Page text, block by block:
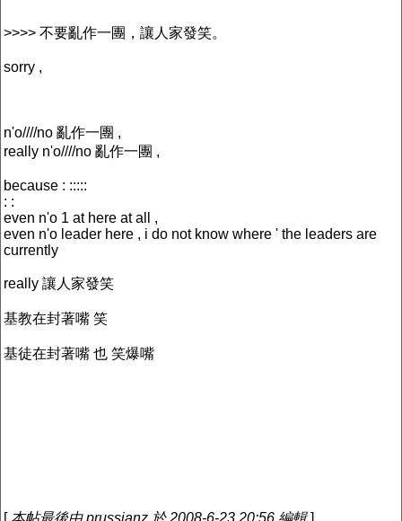
>>>> 不要亂作一團，讓人家發笑。
sorry ,
n'o////no 亂作一團 ,
really n'o////no 亂作一團 ,
because : :::::
: :
even n'o 1 at here at all ,
even n'o leader here , i do not know where ' the leaders are
currently
really 讓人家發笑
基教在封著嘴 笑
基徒在封著嘴 也 笑爆嘴
[本帖最後由 prussianz 於 2008-6-23 20:56 編輯]